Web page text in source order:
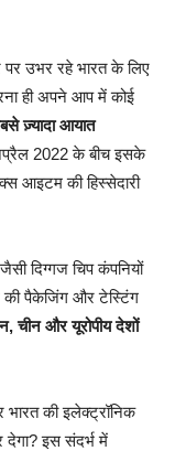
उभर रहे भारत के लिए
ही अपने आप में कोई
ज़्यादा आयात
2022 के बीच इसके
आइटम की हिस्सेदारी
दिग्गज चिप कंपनियों
की पैकेजिंग और टेस्टिंग
चीन और यूरोपीय देशों
भारत की इलेक्ट्रॉनिक
देगा? इस संदर्भ में